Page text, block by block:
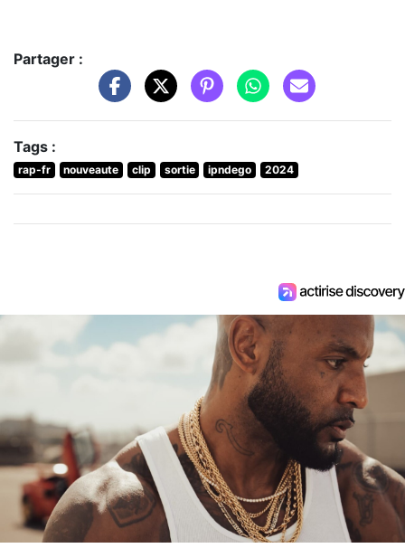
Partager :
Tags :
rap-fr nouveaute clip sortie ipndego 2024